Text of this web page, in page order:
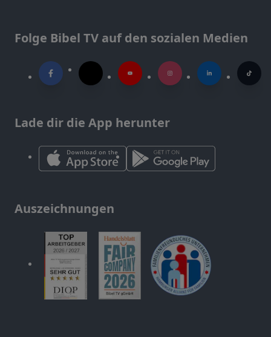
Folge Bibel TV auf den sozialen Medien
Lade dir die App herunter
Auszeichnungen